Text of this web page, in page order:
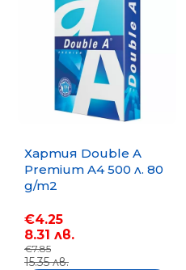
Хартия Double A
Premium A4 500 л. 80
g/m2
€4.25
8.31 лв.
€7.85
15.35 лв.